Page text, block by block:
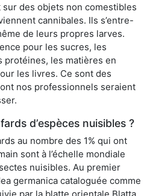
des objets non comestibles
cannibales. Ils s’entre-
de leurs propres larves.
pour les sucres, les
protéines, les matières en
les livres. Ce sont des
nos professionnels seraient
d’espèces nuisibles ?
au nombre des 1% qui ont
sont à l’échelle mondiale
nuisibles. Au premier
germanica cataloguée comme